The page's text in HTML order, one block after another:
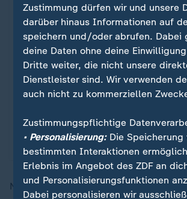
Nach dem 2:2 gegen Japan
Koeman nach WM-
Kritik
Nach dem ersten WM-Dämpfer
der Niederlande bereits hinterfragt.
von Maik Rosner
mit Video 9:01
Nach Gakpos zweitem Treffer nur
Zustimmung dürfen wir und unsere
darüber hinaus Informationen auf
speichern und/oder abrufen. Dabei
deine Daten ohne deine
Dritte weiter, die nicht unsere
Dienstleister sind. Wir verwenden
auch nicht zu kommerziellen
Zustimmungspflichtige
• Personalisierung:Die Speicherung
bestimmten Interaktionen
Erlebnis im Angebot des ZDF an
und Personalisierungsfunktionen
Dabei personalisieren wir